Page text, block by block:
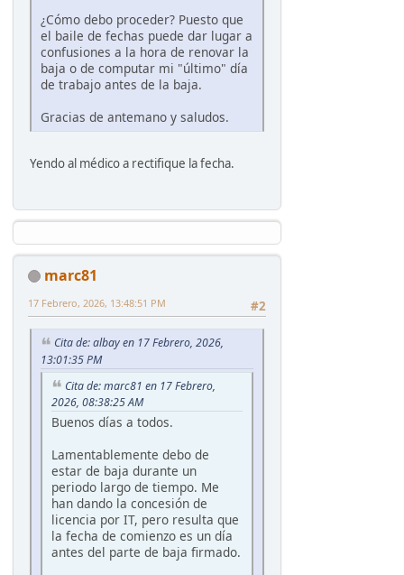
¿Cómo debo proceder? Puesto que
el baile de fechas puede dar lugar a
confusiones a la hora de renovar la
baja o de computar mi "último" día
de trabajo antes de la baja.
Gracias de antemano y saludos.
Yendo al médico a rectifique la fecha.
marc81
#2
17 Febrero, 2026, 13:48:51 PM
Cita de: albay en 17 Febrero, 2026,
13:01:35 PM
Cita de: marc81 en 17 Febrero,
2026, 08:38:25 AM
Buenos días a todos.
Lamentablemente debo de
estar de baja durante un
periodo largo de tiempo. Me
han dando la concesión de
licencia por IT, pero resulta que
la fecha de comienzo es un día
antes del parte de baja firmado.